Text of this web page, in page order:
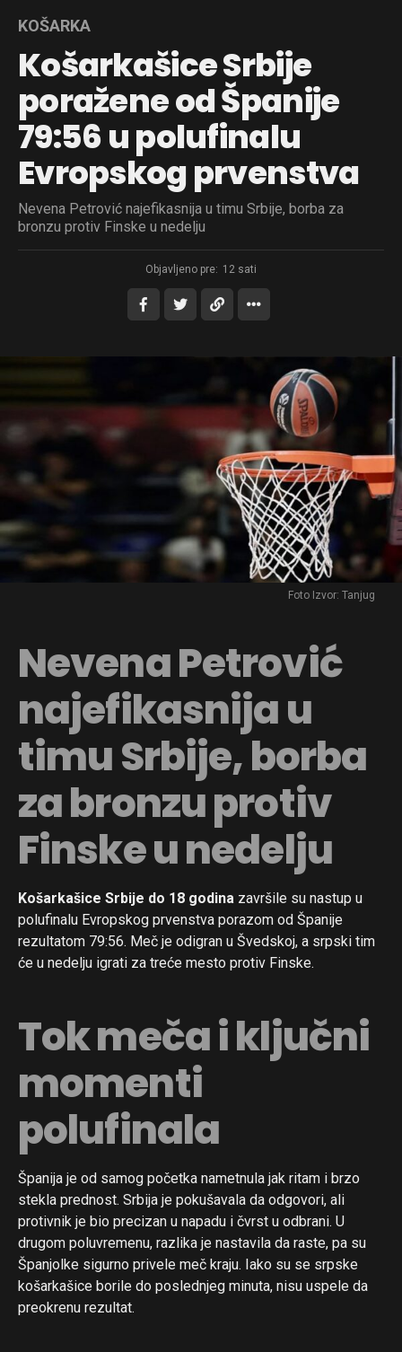
KOŠARKA
Košarkašice Srbije
poražene od Španije
79:56 u polufinalu
Evropskog prvenstva
Nevena Petrović najefikasnija u timu Srbije, borba za
bronzu protiv Finske u nedelju
Objavljeno pre: 12 sati
Foto Izvor: Tanjug
Nevena Petrović
najefikasnija u
timu Srbije, borba
za bronzu protiv
Finske u nedelju
Košarkašice Srbije do 18 godina završile su nastup u
polufinalu Evropskog prvenstva porazom od Španije
rezultatom 79:56. Meč je odigran u Švedskoj, a srpski tim
će u nedelju igrati za treće mesto protiv Finske.
Tok meča i ključni
momenti
polufinala
Španija je od samog početka nametnula jak ritam i brzo
stekla prednost. Srbija je pokušavala da odgovori, ali
protivnik je bio precizan u napadu i čvrst u odbrani. U
drugom poluvremenu, razlika je nastavila da raste, pa su
Španjolke sigurno privele meč kraju. Iako su se srpske
košarkašice borile do poslednjeg minuta, nisu uspele da
preokrenu rezultat.